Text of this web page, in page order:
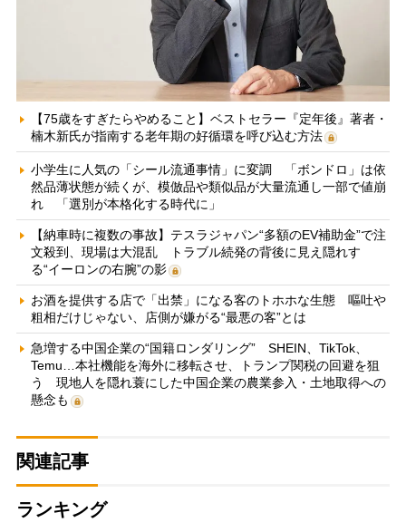
【75歳をすぎたらやめること】ベストセラー『定年後』著者・
楠木新氏が指南する老年期の好循環を呼び込む方法
小学生に人気の「シール流通事情」に変調 「ボンドロ」は依
然品薄状態が続くが、模倣品や類似品が大量流通し一部で値崩
れ 「選別が本格化する時代に」
【納車時に複数の事故】テスラジャパン“多額のEV補助金”で注
文殺到、現場は大混乱 トラブル続発の背後に見え隠れす
る“イーロンの右腕”の影
お酒を提供する店で「出禁」になる客のトホホな生態 嘔吐や
粗相だけじゃない、店側が嫌がる“最悪の客”とは
急増する中国企業の“国籍ロンダリング” SHEIN、TikTok、
Temu…本社機能を海外に移転させ、トランプ関税の回避を狙
う 現地人を隠れ蓑にした中国企業の農業参入・土地取得への
懸念も
関連記事
ランキング